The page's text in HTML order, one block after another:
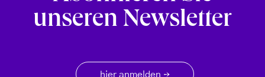
unseren Newsletter
hier anmelden